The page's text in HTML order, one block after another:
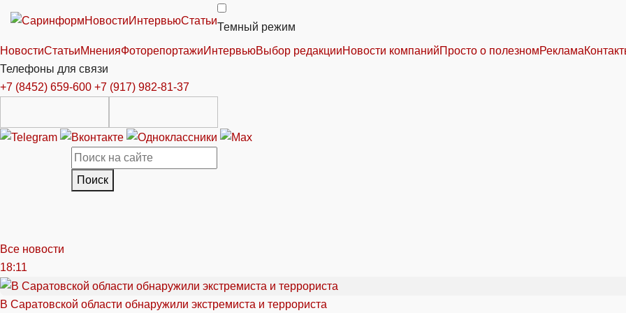
НовостиИнтервьюСтатьи
Темный режим
НовостиСтатьиМненияФоторепортажиИнтервьюВыбор редакцииНовости компанийПросто о полезномРеклама
Телефоны для связи
+7 (8452) 659-600 +7 (917) 982-81-37
Поиск
Все новости
18:11
В Саратовской области обнаружили экстремиста и террориста